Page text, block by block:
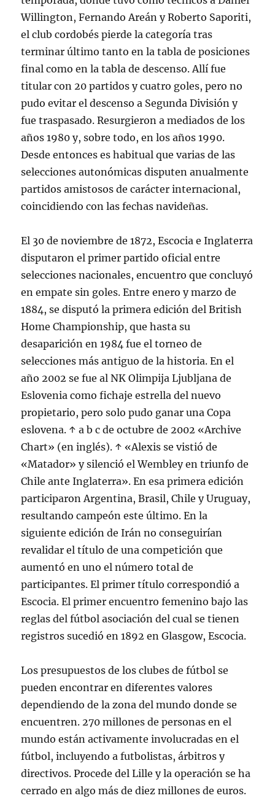
Willington, Fernando Areán y Roberto Saporiti,
el club cordobés pierde la categoría tras
terminar último tanto en la tabla de posiciones
final como en la tabla de descenso. Allí fue
titular con 20 partidos y cuatro goles, pero no
pudo evitar el descenso a Segunda División y
fue traspasado. Resurgieron a mediados de los
años 1980 y, sobre todo, en los años 1990.
Desde entonces es habitual que varias de las
selecciones autonómicas disputen anualmente
partidos amistosos de carácter internacional,
coincidiendo con las fechas navideñas.
El 30 de noviembre de 1872, Escocia e Inglaterra
disputaron el primer partido oficial entre
selecciones nacionales, encuentro que concluyó
en empate sin goles. Entre enero y marzo de
1884, se disputó la primera edición del British
Home Championship, que hasta su
desaparición en 1984 fue el torneo de
selecciones más antiguo de la historia. En el
año 2002 se fue al NK Olimpija Ljubljana de
Eslovenia como fichaje estrella del nuevo
propietario, pero solo pudo ganar una Copa
eslovena. ↑ a b c de octubre de 2002 «Archive
Chart» (en inglés). ↑ «Alexis se vistió de
«Matador» y silenció el Wembley en triunfo de
Chile ante Inglaterra». En esa primera edición
participaron Argentina, Brasil, Chile y Uruguay,
resultando campeón este último. En la
siguiente edición de Irán no conseguirían
revalidar el título de una competición que
aumentó en uno el número total de
participantes. El primer título correspondió a
Escocia. El primer encuentro femenino bajo las
reglas del fútbol asociación del cual se tienen
registros sucedió en 1892 en Glasgow, Escocia.
Los presupuestos de los clubes de fútbol se
pueden encontrar en diferentes valores
dependiendo de la zona del mundo donde se
encuentren. 270 millones de personas en el
mundo están activamente involucradas en el
fútbol, incluyendo a futbolistas, árbitros y
directivos. Procede del Lille y la operación se ha
cerrado en algo más de diez millones de euros.